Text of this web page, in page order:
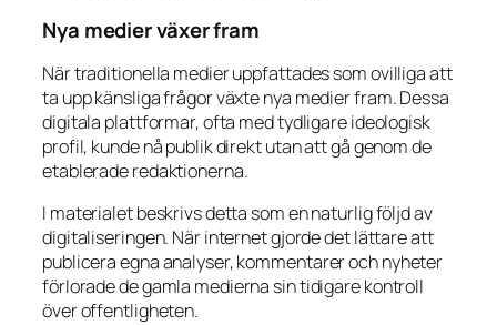
Nya medier växer fram
När traditionella medier uppfattades som ovilliga att
ta upp känsliga frågor växte nya medier fram. Dessa
digitala plattformar, ofta med tydligare ideologisk
profil, kunde nå publik direkt utan att gå genom de
etablerade redaktionerna.
I materialet beskrivs detta som en naturlig följd av
digitaliseringen. När internet gjorde det lättare att
publicera egna analyser, kommentarer och nyheter
förlorade de gamla medierna sin tidigare kontroll
över offentligheten.